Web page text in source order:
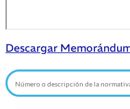
Descargar